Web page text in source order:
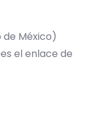
México)
el enlace de